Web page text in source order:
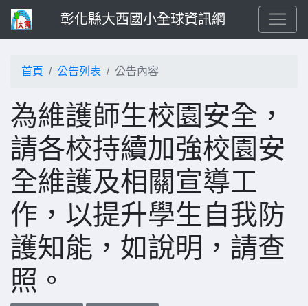
彰化縣大西國小全球資訊網
首頁 公告列表 公告內容
為維護師生校園安全，
請各校持續加強校園安
全維護及相關宣導工
作，以提升學生自我防
護知能，如說明，請查
照。